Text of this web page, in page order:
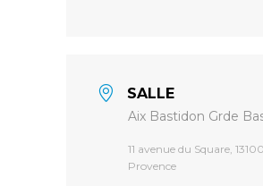
SALLE
Aix Bastidon Grde
11 avenue du Square,
Provence